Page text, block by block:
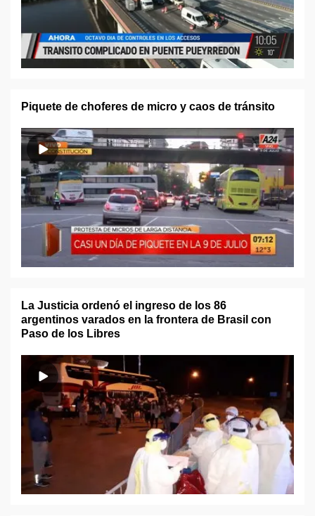
Piquete de choferes de micro y caos de tránsito
La Justicia ordenó el ingreso de los 86
argentinos varados en la frontera de Brasil con
Paso de los Libres